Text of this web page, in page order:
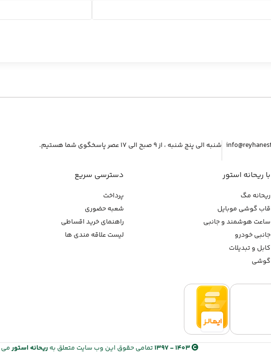
شنبه الی پنج شنبه ، از ۹ صبح الی ۱۷ عصر پاسخگوی شما هستیم.
با ریحانه استور
ریحانه مگ
قاب گوشی موبایل
ساعت هوشمند و جانبی
جانبی خودرو
کابل و تبدیلات
گوشی
دسترسی سریع
پرداخت
شعبه حضوری
راهنمای خرید اقساطی
لیست علاقه مندی ها
1403 - 1397 تمامی حقوق این وب سایت متعلق بهریحانه استورمی